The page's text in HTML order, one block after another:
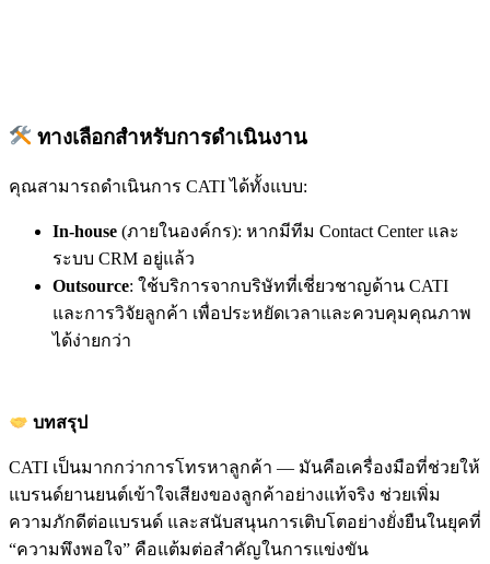
ทางเลือกสำหรับการดำเนินงาน
คุณสามารถดำเนินการ CATI ได้ทั้งแบบ:
In-house (ภายในองค์กร): หากมีทีม Contact Center และ
ระบบ CRM อยู่แล้ว
Outsource: ใช้บริการจากบริษัทที่เชี่ยวชาญด้าน CATI
และการวิจัยลูกค้า เพื่อประหยัดเวลาและควบคุมคุณภาพ
ได้ง่ายกว่า
บทสรุป
CATI เป็นมากกว่าการโทรหาลูกค้า — มันคือเครื่องมือที่ช่วยให้
แบรนด์ยานยนต์เข้าใจเสียงของลูกค้าอย่างแท้จริง ช่วยเพิ่ม
ความภักดีต่อแบรนด์ และสนับสนุนการเติบโตอย่างยั่งยืนในยุคที่
“ความพึงพอใจ” คือแต้มต่อสำคัญในการแข่งขัน